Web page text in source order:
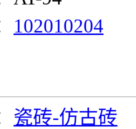
102010204
瓷砖-仿古砖